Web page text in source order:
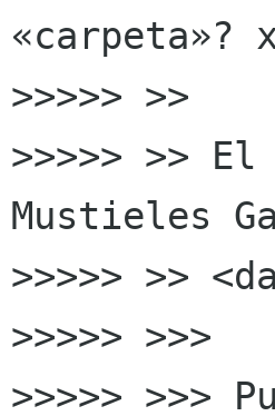
«carpeta»?
>>>>> >>
>>>>> >>
Mustieles
>>>>> >>
>>>>> >>>
>>>>> >>>